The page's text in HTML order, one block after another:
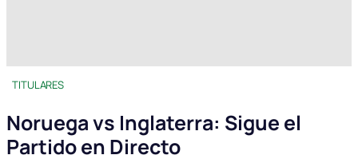
TITULARES
Noruega vs Inglaterra: Sigue el
Partido en Directo